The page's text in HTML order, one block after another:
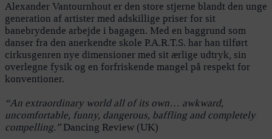
Alexander Vantournhout er den store stjerne blandt den unge
generation af artister med adskillige priser for sit
banebrydende arbejde i bagagen. Med en baggrund som
danser fra den anerkendte skole P.A.R.T.S. har han tilført
cirkusgenren nye dimensioner med sit ærlige udtryk, sin
overlegne fysik og en forfriskende mangel på respekt for
konventioner.
“An extraordinary world all of its own… awkward,
uncomfortable, funny, dangerous, baffling and completely
compelling.”Dancing Review (UK)